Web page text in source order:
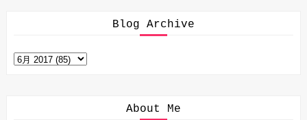
Blog Archive
About Me